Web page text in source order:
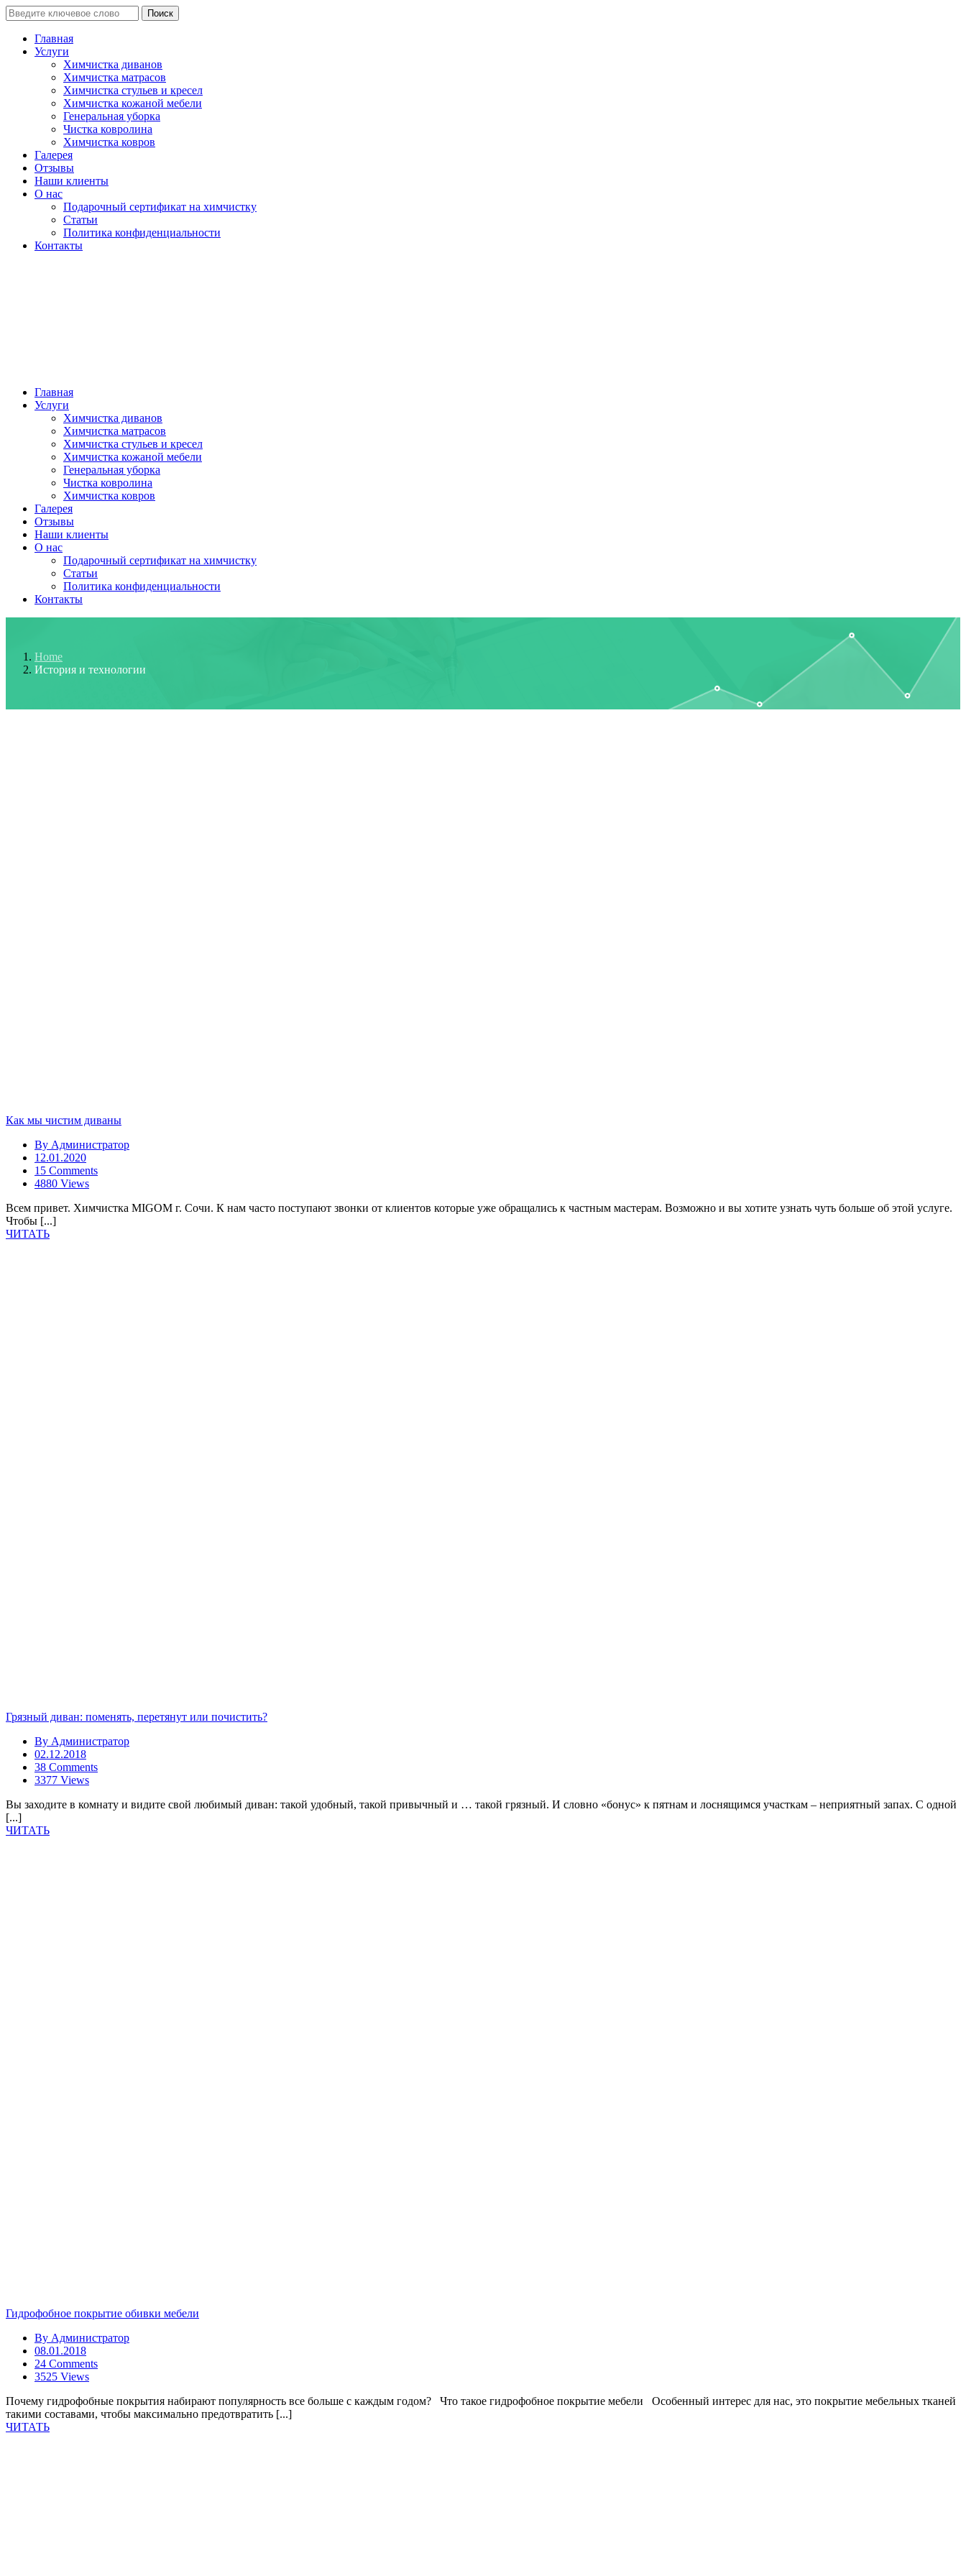
Поиск
Главная
Услуги
Химчистка диванов
Химчистка матрасов
Химчистка стульев и кресел
Химчистка кожаной мебели
Генеральная уборка
Чистка ковролина
Химчистка ковров
Галерея
Отзывы
Наши клиенты
О нас
Подарочный сертификат на химчистку
Статьи
Политика конфиденциальности
Контакты
Главная
Услуги
Химчистка диванов
Химчистка матрасов
Химчистка стульев и кресел
Химчистка кожаной мебели
Генеральная уборка
Чистка ковролина
Химчистка ковров
Галерея
Отзывы
Наши клиенты
О нас
Подарочный сертификат на химчистку
Статьи
Политика конфиденциальности
Контакты
Home
История и технологии
Как мы чистим диваны
By Администратор
12.01.2020
15 Comments
4880 Views
Всем привет. Химчистка MIGOM г. Сочи. К нам часто поступают звонки от клиентов которые уже обращались к частным мастерам. Возможно и вы хотите узнать чуть больше об этой услуге.
Чтобы [...]
ЧИТАТЬ
Грязный диван: поменять, перетянут или почистить?
By Администратор
02.12.2018
38 Comments
3377 Views
Вы заходите в комнату и видите свой любимый диван: такой удобный, такой привычный и … такой грязный. И словно «бонус» к пятнам и лоснящимся участкам – неприятный запах. С одной
[...]
ЧИТАТЬ
Гидрофобное покрытие обивки мебели
By Администратор
08.01.2018
24 Comments
3525 Views
Почему гидрофобные покрытия набирают популярность все больше с каждым годом? Что такое гидрофобное покрытие мебели Особенный интерес для нас, это покрытие мебельных тканей
такими составами, чтобы максимально предотвратить [...]
ЧИТАТЬ